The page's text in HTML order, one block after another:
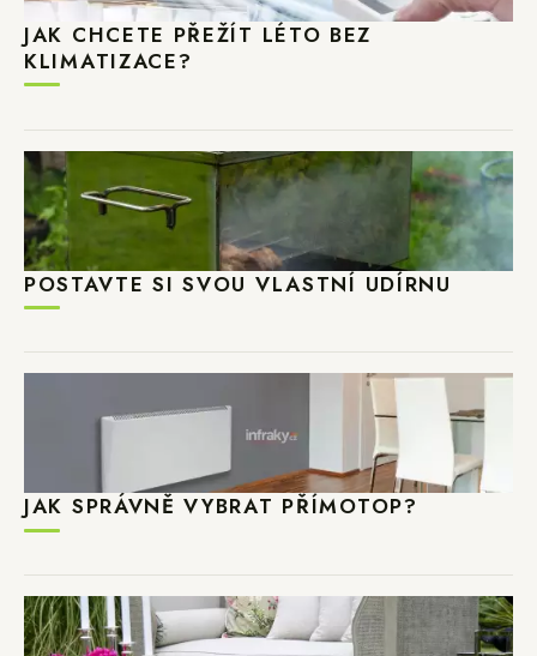
JAK CHCETE PŘEŽÍT LÉTO BEZ
KLIMATIZACE?
POSTAVTE SI SVOU VLASTNÍ UDÍRNU
JAK SPRÁVNĚ VYBRAT PŘÍMOTOP?